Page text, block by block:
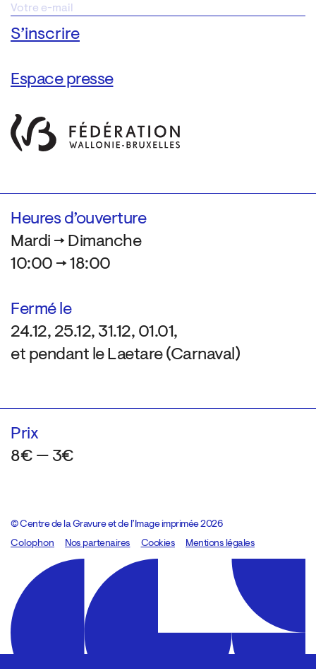
Espace presse
Heures d’ouverture
Mardi → Dimanche
10:00 → 18:00
Fermé le
24.12, 25.12, 31.12, 01.01,
et pendant le Laetare (Carnaval)
Prix
8€ — 3€
© Centre de la Gravure et de l’Image imprimée 2026
Colophon
Design:Marcel Kaczmarek, code:8080.studio
Nos partenaires Cookies Mentions légales